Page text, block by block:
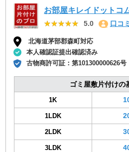
お部屋キレイドットコ
★★★★★
★★★★★ 5.0 口コミ
北海道茅部郡森町対応
本人確認証提出確認済み
古物商許可証：第101300000626号
ゴミ屋敷片付けの
1K
1LDK
2LDK
3LDK